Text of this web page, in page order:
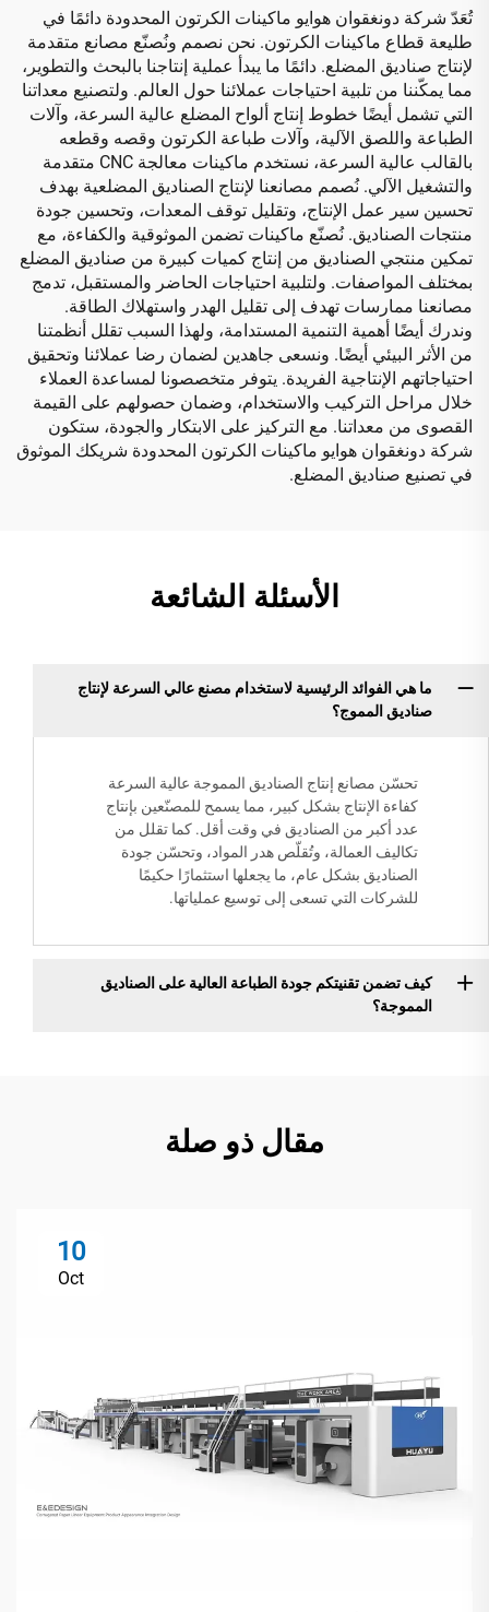
تُعَدّ شركة دونغقوان هوايو ماكينات الكرتون المحدودة دائمًا في
طليعة قطاع ماكينات الكرتون. نحن نصمم ونُصنّع مصانع متقدمة
لإنتاج صناديق المضلع. دائمًا ما يبدأ عملية إنتاجنا بالبحث والتطوير،
مما يمكّننا من تلبية احتياجات عملائنا حول العالم. ولتصنيع معداتنا
التي تشمل أيضًا خطوط إنتاج ألواح المضلع عالية السرعة، وآلات
الطباعة واللصق الآلية، وآلات طباعة الكرتون وقصه وقطعه
بالقالب عالية السرعة، نستخدم ماكينات معالجة CNC متقدمة
والتشغيل الآلي. نُصمم مصانعنا لإنتاج الصناديق المضلعية بهدف
تحسين سير عمل الإنتاج، وتقليل توقف المعدات، وتحسين جودة
منتجات الصناديق. نُصنّع ماكينات تضمن الموثوقية والكفاءة، مع
تمكين منتجي الصناديق من إنتاج كميات كبيرة من صناديق المضلع
بمختلف المواصفات. ولتلبية احتياجات الحاضر والمستقبل، تدمج
مصانعنا ممارسات تهدف إلى تقليل الهدر واستهلاك الطاقة.
وندرك أيضًا أهمية التنمية المستدامة، ولهذا السبب تقلل أنظمتنا
من الأثر البيئي أيضًا. ونسعى جاهدين لضمان رضا عملائنا وتحقيق
احتياجاتهم الإنتاجية الفريدة. يتوفر متخصصونا لمساعدة العملاء
خلال مراحل التركيب والاستخدام، وضمان حصولهم على القيمة
القصوى من معداتنا. مع التركيز على الابتكار والجودة، ستكون
شركة دونغقوان هوايو ماكينات الكرتون المحدودة شريكك الموثوق
في تصنيع صناديق المضلع.
الأسئلة الشائعة
ما هي الفوائد الرئيسية لاستخدام مصنع عالي السرعة لإنتاج
صناديق المموج؟
تحسّن مصانع إنتاج الصناديق المموجة عالية السرعة
كفاءة الإنتاج بشكل كبير، مما يسمح للمصنّعين بإنتاج
عدد أكبر من الصناديق في وقت أقل. كما تقلل من
تكاليف العمالة، وتُقلّص هدر المواد، وتحسّن جودة
الصناديق بشكل عام، ما يجعلها استثمارًا حكيمًا
للشركات التي تسعى إلى توسيع عملياتها.
كيف تضمن تقنيتكم جودة الطباعة العالية على الصناديق
المموجة؟
مقال ذو صلة
10
Oct